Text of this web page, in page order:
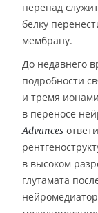
перепад
белку
мембрану.
До недавнего
подробности
и тремя
в переносе
Advances
в высоком
глутамата